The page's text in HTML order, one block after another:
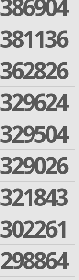
386904
381136
362826
329624
329504
329026
321843
302261
298864